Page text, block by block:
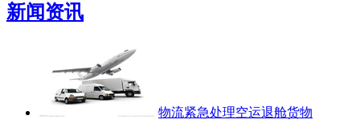
新闻资讯
物流紧急处理空运退舱货物